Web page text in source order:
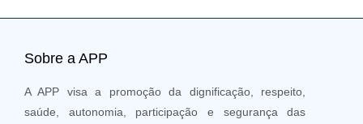
Sobre a APP
A APP visa a promoção da dignificação, respeito,
saúde, autonomia, participação e segurança das